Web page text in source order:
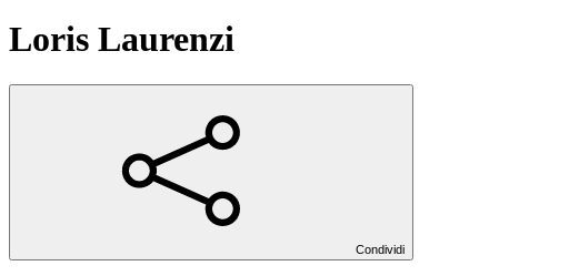
Loris Laurenzi
Condividi